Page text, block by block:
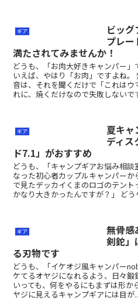
ギア
ビッ
プレー
満たされてみませんか！
どうも、「お肉大好きキャンパー
いえば、やはり「お肉」ですよね
音は、それを聞くだけで「これは
れに、焼くだけなので失敗しないで
ギア
夏キャ
ディス
ド7.1」がおすすめ
どうも、「キャンプギアお悩み相
なった初心者カップルキャンパー
で見たデッカイくまのロゴのテント
かなり大きかったんですが？」 どう
ギア
無骨感
剣鉈」
る刃物です
どうも、「イケオジ風キャンパー
ケてるオヤジになれるよう、日々鍛
いっても、何をやるにもまずは形
ヤジに見えるキャンプギアには目が